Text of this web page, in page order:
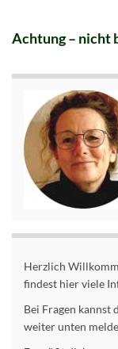
Achtung – nicht
Herzlich
findest hier viele
Bei Fragen kannst
weiter unten